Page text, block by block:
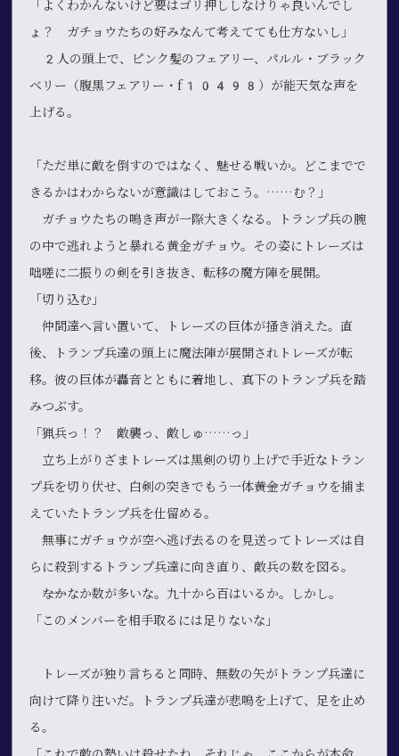
「よくわかんないけど要はゴリ押ししなけりゃ良いんでし
ょ？ ガチョウたちの好みなんて考えてても仕方ないし」
2人の頭上で、ピンク髪のフェアリー、パルル・ブラック
ベリー（腹黒フェアリー・f10498）が能天気な声を
上げる。
「ただ単に敵を倒すのではなく、魅せる戦いか。どこまでで
きるかはわからないが意識はしておこう。……む？」
ガチョウたちの鳴き声が一際大きくなる。トランプ兵の腕
の中で逃れようと暴れる黄金ガチョウ。その姿にトレーズは
咄嗟に二振りの剣を引き抜き、転移の魔方陣を展開。
「切り込む」
仲間達へ言い置いて、トレーズの巨体が掻き消えた。直
後、トランプ兵達の頭上に魔法陣が展開されトレーズが転
移。彼の巨体が轟音とともに着地し、真下のトランプ兵を踏
みつぶす。
「猟兵っ！？ 敵襲っ、敵しゅ……っ」
立ち上がりざまトレーズは黒剣の切り上げで手近なトラン
プ兵を切り伏せ、白剣の突きでもう一体――黄金ガチョウを捕ま
えていたトランプ兵を仕留める。
無事にガチョウが空へ逃げ去るのを見送ってトレーズは自
らに殺到するトランプ兵達に向き直り、敵兵の数を図る。
――なかなか数が多いな。九十から百はいるか。しかし。
「このメンバーを相手取るには足りないな」
トレーズが独り言ちると同時、無数の矢がトランプ兵達に
向けて降り注いだ。トランプ兵達が悲鳴を上げて、足を止め
る。